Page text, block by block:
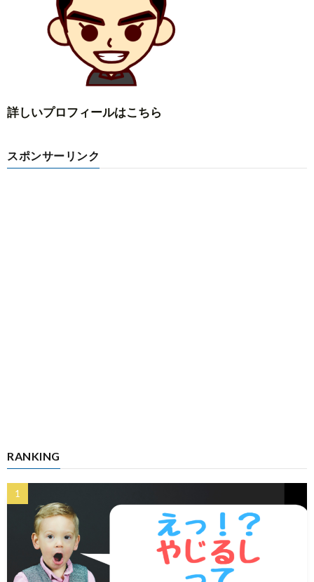
詳しいプロフィールはこちら
スポンサーリンク
RANKING